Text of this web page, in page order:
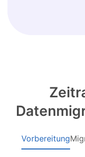
Vorbereitung